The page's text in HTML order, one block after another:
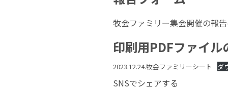
牧会ファミリー集会開催の報
印刷用PDFファイ
2023.12.24.牧会ファミリーシート ダ
SNSでシェアする